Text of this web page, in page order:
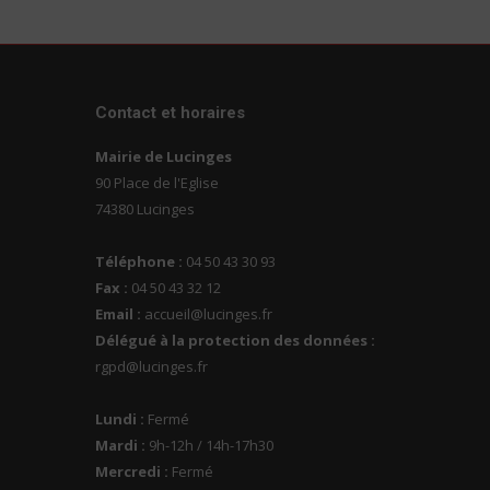
Contact et horaires
Mairie de Lucinges
90 Place de l'Eglise
74380 Lucinges
Téléphone : 04 50 43 30 93
Fax : 04 50 43 32 12
Email : accueil@lucinges.fr
Délégué à la protection des données :
rgpd@lucinges.fr
Lundi : Fermé
Mardi : 9h-12h / 14h-17h30
Mercredi : Fermé